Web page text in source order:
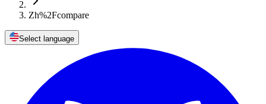
Zh%2Fcompare
Select language